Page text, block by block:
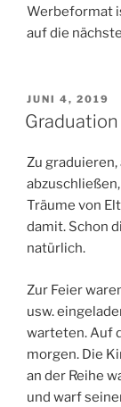
Werbeformat
auf die
AM
JUNI 4, 2019
Zu
Träume von
damit. Schon
natürlich.
Zur Feier
usw.
warteten. Auf
morgen. Die
an der Reihe
und warf